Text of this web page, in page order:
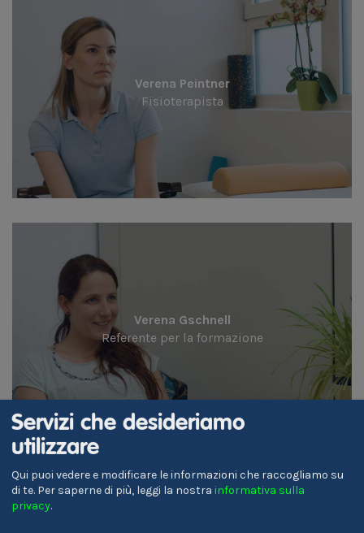
Verena Peintner
Fisioterapista
Verena Gschnell
Referente per la formazione
Servizi che desideriamo
utilizzare
Qui puoi vedere e modificare le informazioni che raccogliamo su
di te. Per saperne di più, leggi la nostra informativa sulla
privacy.